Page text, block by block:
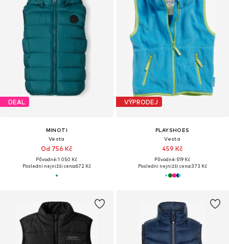
DEAL
MINOTI
Vesta
Od 756 Kč
Původně: 1 050 Kč
Poslední nejnižší cena:672 Kč
VÝPRODEJ
PLAYSHOES
Vesta
459 Kč
Původně: 519 Kč
Poslední nejnižší cena:373 Kč